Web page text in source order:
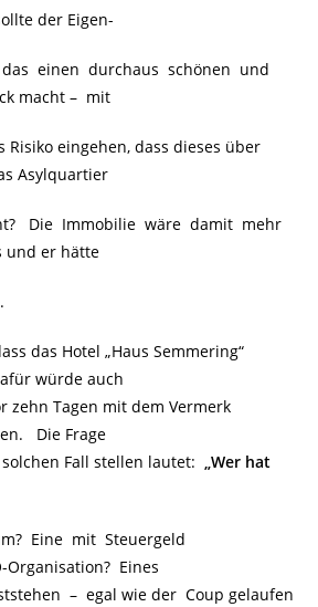
der Eigen-
das einen durchaus schönen und
macht – mit
Risiko eingehen, dass dieses über
Asylquartier
Die Immobilie wäre damit mehr
und er hätte
das Hotel „Haus Semmering“
würde auch
zehn Tagen mit dem Vermerk
Die Frage
Fall stellen lautet: „Wer hat
Eine mit Steuergeld
Organisation? Eines
– egal wie der Coup gelaufen